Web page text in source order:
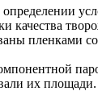
качества
пленками
их